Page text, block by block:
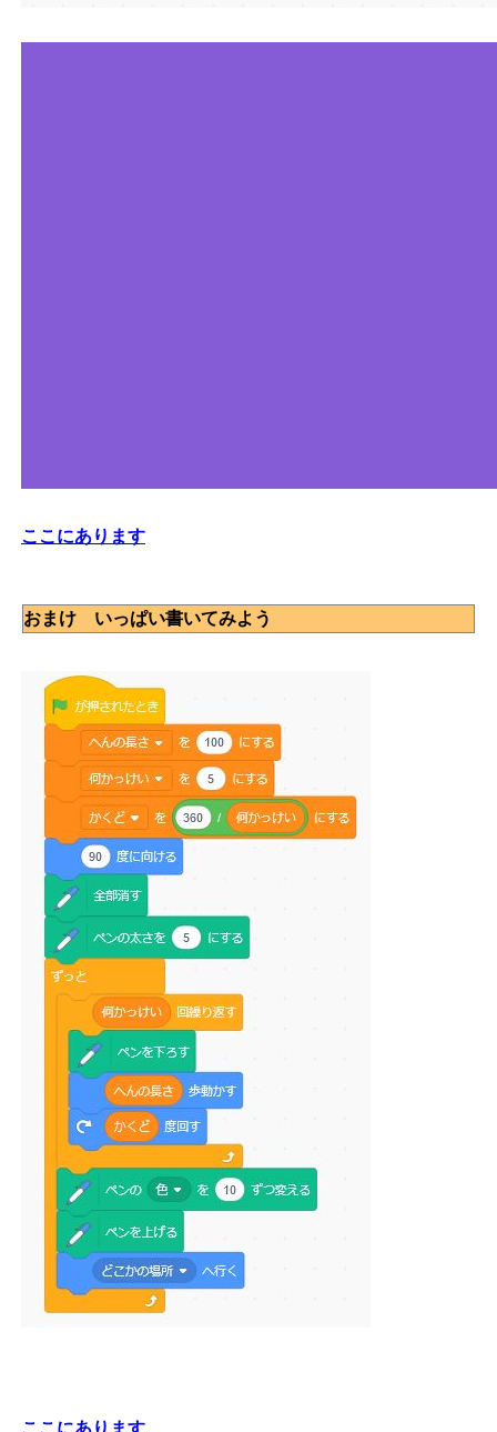
ここにあります
おまけ いっぱい書いてみよう
ここにあります